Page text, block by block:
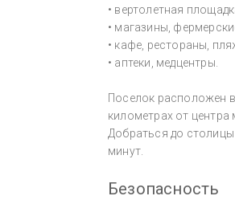
• вертолетная
• магазины,
• кафе, рестораны,
• аптеки, медцентры.
Поселок расположен
километрах от центра
Добраться до
минут.
Безопасность